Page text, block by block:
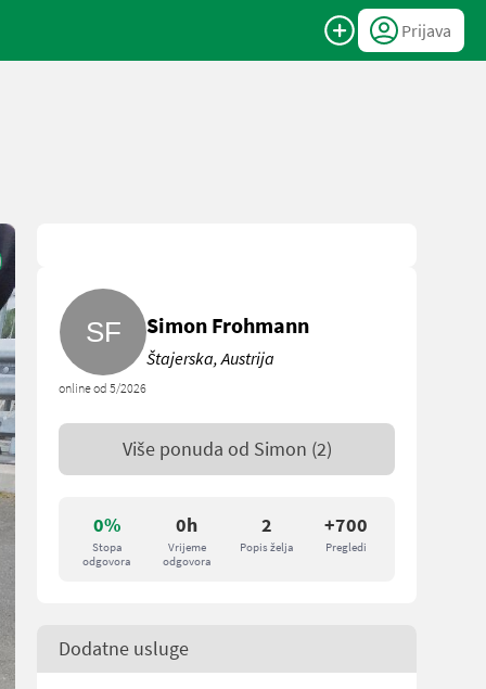
Prijava
0%
Stopa
odgovora
0h
Vrijeme
odgovora
2
Popis želja
+700
Pregledi
online od 5/2026
Simon Frohmann
Štajerska, Austrija
Više ponuda od Simon (2)
Dodatne usluge